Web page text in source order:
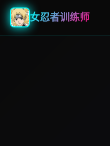
女忍者训练师